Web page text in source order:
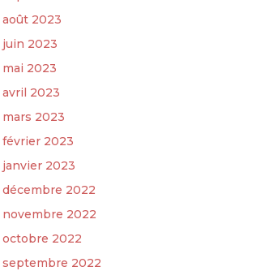
août 2023
juin 2023
mai 2023
avril 2023
mars 2023
février 2023
janvier 2023
décembre 2022
novembre 2022
octobre 2022
septembre 2022